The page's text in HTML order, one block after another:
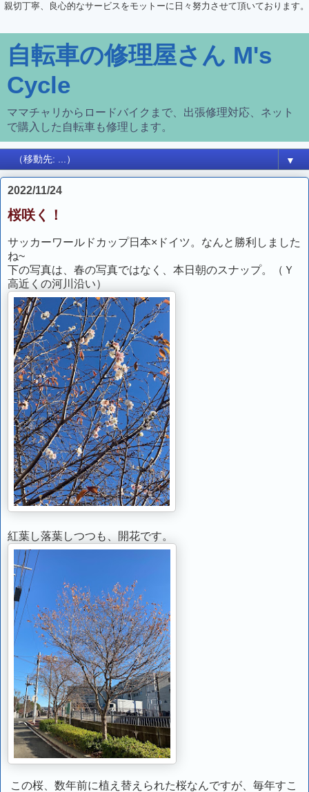
親切丁寧、良心的なサービスをモットーに日々努力させて頂いております。
自転車の修理屋さん M's
Cycle
ママチャリからロードバイクまで、出張修理対応、ネット
で購入した自転車も修理します。
▼
2022/11/24
桜咲く！
サッカーワールドカップ日本×ドイツ。なんと勝利しました
ね~
下の写真は、春の写真ではなく、本日朝のスナップ。（Ｙ
高近くの河川沿い）
紅葉し落葉しつつも、開花です。
この桜、数年前に植え替えられた桜なんですが、毎年すこ